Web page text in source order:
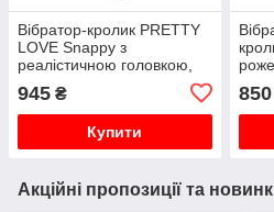
Вібратор-кролик PRETTY
LOVE Snappy з
реалістичною головкою,
945 ₴
Купити
850
Акційні пропозиції та